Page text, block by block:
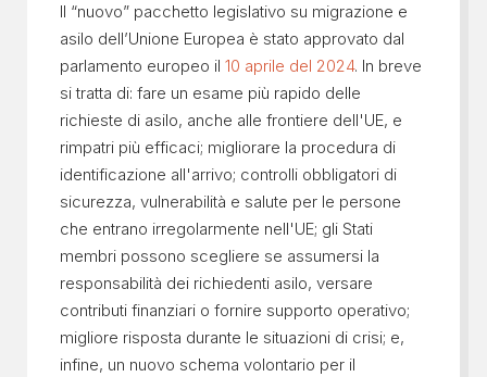
Il “nuovo” pacchetto legislativo su migrazione e
asilo dell’Unione Europea è stato approvato dal
parlamento europeo il 10 aprile del 2024. In breve
si tratta di: fare un esame più rapido delle
richieste di asilo, anche alle frontiere dell'UE, e
rimpatri più efficaci; migliorare la procedura di
identificazione all'arrivo; controlli obbligatori di
sicurezza, vulnerabilità e salute per le persone
che entrano irregolarmente nell'UE; gli Stati
membri possono scegliere se assumersi la
responsabilità dei richiedenti asilo, versare
contributi finanziari o fornire supporto operativo;
migliore risposta durante le situazioni di crisi; e,
infine, un nuovo schema volontario per il